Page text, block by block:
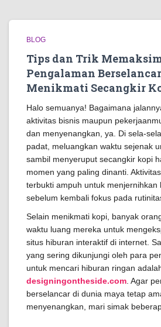
BLOG
Tips dan Trik
Pengalaman
Menikmati Secangkir
Halo semuanya! Bagaimana
aktivitas bisnis maupun
dan menyenangkan, ya. Di sela-
padat, meluangkan waktu sejenak
sambil menyeruput secangkir kopi
momen yang paling dinanti.
terbukti ampuh untuk menjernihkan
sebelum kembali fokus pada
Selain menikmati kopi, banyak
waktu luang mereka untuk
situs hiburan interaktif di internet.
yang sering dikunjungi oleh para
untuk mencari hiburan ringan
designingontheside.com . Agar
berselancar di dunia maya tetap
menyenangkan, mari simak